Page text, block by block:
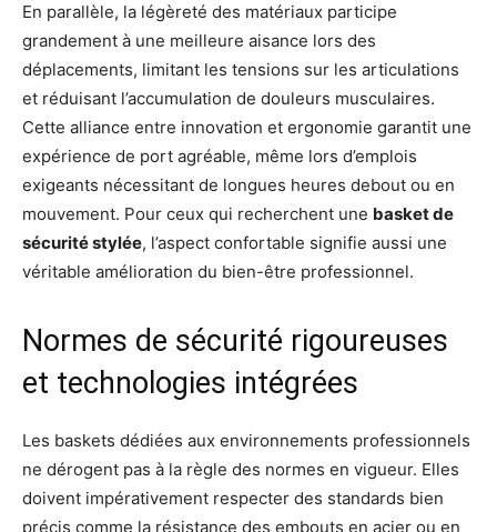
En parallèle, la légèreté des matériaux participe
grandement à une meilleure aisance lors des
déplacements, limitant les tensions sur les articulations
et réduisant l’accumulation de douleurs musculaires.
Cette alliance entre innovation et ergonomie garantit une
expérience de port agréable, même lors d’emplois
exigeants nécessitant de longues heures debout ou en
mouvement. Pour ceux qui recherchent une basket de
sécurité stylée, l’aspect confortable signifie aussi une
véritable amélioration du bien-être professionnel.
Normes de sécurité rigoureuses
et technologies intégrées
Les baskets dédiées aux environnements professionnels
ne dérogent pas à la règle des normes en vigueur. Elles
doivent impérativement respecter des standards bien
précis comme la résistance des embouts en acier ou en